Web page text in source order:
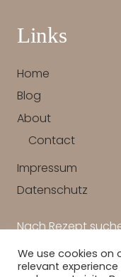
Links
Home
Blog
About
Contact
Impressum
Datenschutz
Nach Rezept
We use cookies on
relevant